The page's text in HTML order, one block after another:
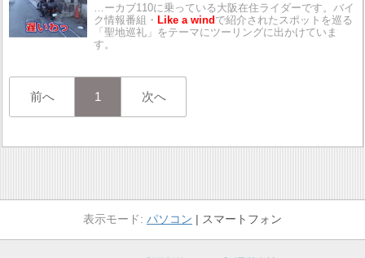
…ーカブ110に乗っている大阪在住ライダーです。バイ
ク情報番組・ Like a wind で紹介されたスポットを巡る
「聖地巡礼」をテーマにツーリングに出かけていま
す。
前へ 1 次へ
パソコン スマートフォン